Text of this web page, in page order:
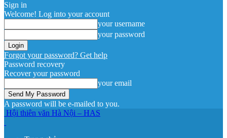
Sign in
Welcome! Log into your account
your username
your password
Forgot your password? Get help
Password recovery
Recover your password
your email
A password will be e-mailed to you.
Hội thiên văn Hà Nội – HAS